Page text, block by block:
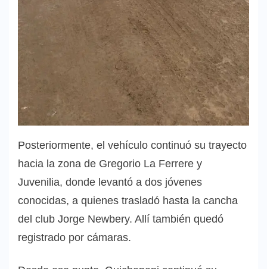
Posteriormente, el vehículo continuó su trayecto
hacia la zona de Gregorio La Ferrere y
Juvenilia, donde levantó a dos jóvenes
conocidas, a quienes trasladó hasta la cancha
del club Jorge Newbery. Allí también quedó
registrado por cámaras.